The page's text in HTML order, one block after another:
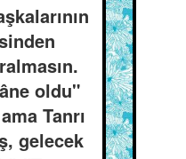
oldu"
Tanrı
gelecek